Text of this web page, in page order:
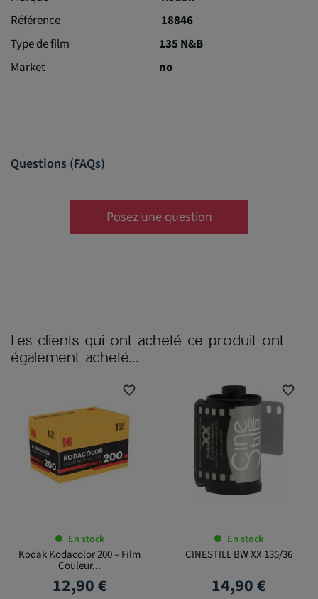
Référence
18846
Type de film
135 N&B
Market
no
Questions (FAQs)
Posez une question
Les clients qui ont acheté ce produit ont
également acheté...
favorite_border
En stock
Kodak Kodacolor 200 – Film
Couleur...
Prix
12,90 €
favorite_border
En stock
CINESTILL BW XX 135/36
Prix
14,90 €